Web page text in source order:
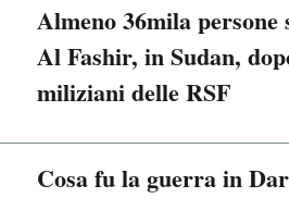
Almeno 36mila persone
Al Fashir, in Sudan,
miliziani delle RSF
Cosa fu la guerra in